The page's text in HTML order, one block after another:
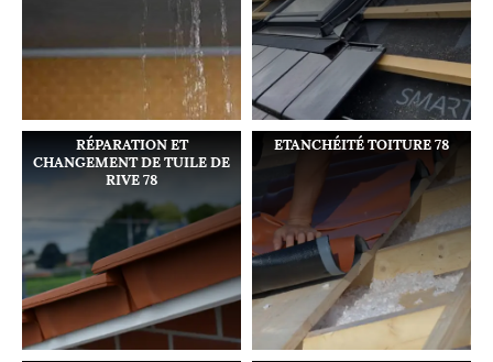
RÉPARATION ET
CHANGEMENT DE TUILE DE
RIVE 78
ETANCHÉITÉ TOITURE 78